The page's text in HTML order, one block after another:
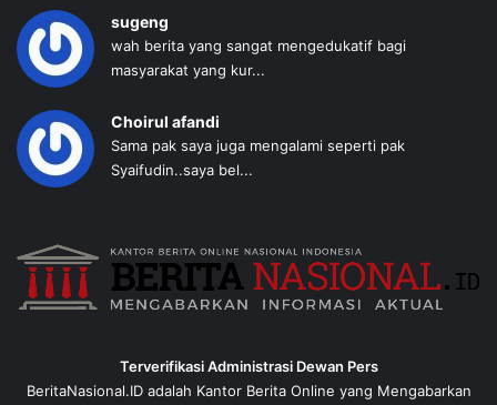
sugeng
wah berita yang sangat mengedukatif bagi
masyarakat yang kur...
Choirul afandi
Sama pak saya juga mengalami seperti pak
Syaifudin..saya bel...
Terverifikasi Administrasi Dewan Pers
BeritaNasional.ID adalah Kantor Berita Online yang Mengabarkan